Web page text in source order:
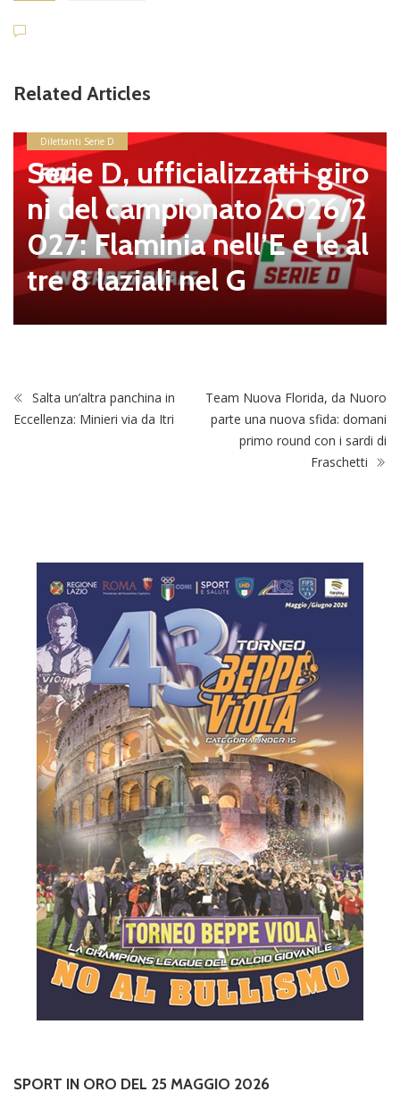
Related Articles
Dilettanti Serie D
Serie D, ufficializzati i giro
ni del campionato 2026/2
027: Flaminia nell’E e le al
tre 8 laziali nel G
Salta un’altra panchina in
Eccellenza: Minieri via da Itri
Team Nuova Florida, da Nuoro
parte una nuova sfida: domani
primo round con i sardi di
Fraschetti
SPORT IN ORO DEL 25 MAGGIO 2026